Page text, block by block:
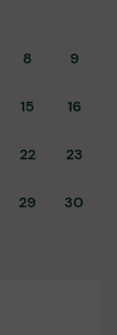
8 9
15 16
22 23
29 30